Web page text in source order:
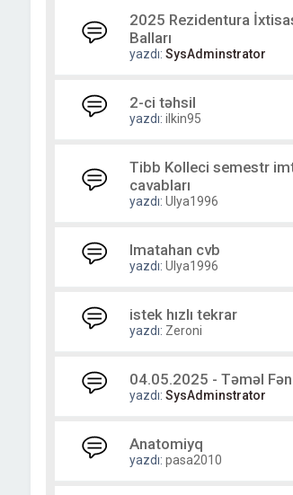
2025 Rezidentura
Balları
yazdı: SysAdminstrator
2-ci təhsil
yazdı: ilkin95
Tibb Kolleci semestr
cavabları
yazdı: Ulya1996
Imatahan cvb
yazdı: Ulya1996
istek hızlı tekrar
yazdı: Zeroni
04.05.2025 - Təməl
yazdı: SysAdminstrator
Anatomiyq
yazdı: pasa2010